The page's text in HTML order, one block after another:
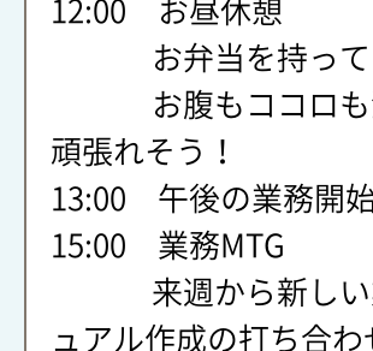
12:00 お昼休憩
お弁当を持ってき
お腹もココロも満
頑張れそう！
13:00 午後の業務開
15:00 業務MTG
来週から新しい業
ュアル作成の打ち合